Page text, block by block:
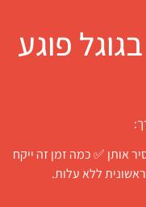
פוגע
אותן ✅ כמה זמן זה ייקח
ללא עלות.